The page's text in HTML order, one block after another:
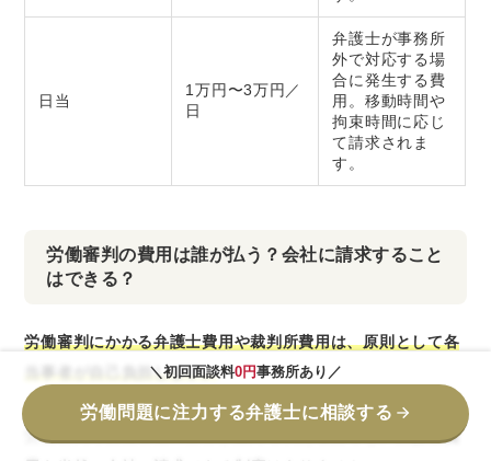
日当
1万円〜3万円／
日
弁護士が事務所
外で対応する場
合に発生する費
用。移動時間や
拘束時間に応じ
て請求されま
す。
労働審判の費用は誰が払う？会社に請求すること
はできる？
労働審判にかかる弁護士費用や裁判所費用は、原則として各
当事者が自己負担します。
労働審判で労働者側の主張が認められた場合でも、
弁護士費
＼初回面談料0円事務所あり／
労働問題に注力する弁護士に相談する